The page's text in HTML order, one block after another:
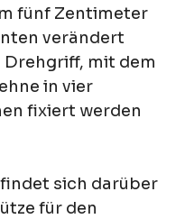
fünf Zentimeter
verändert
mit dem
in vier
fixiert werden
sich darüber
für den